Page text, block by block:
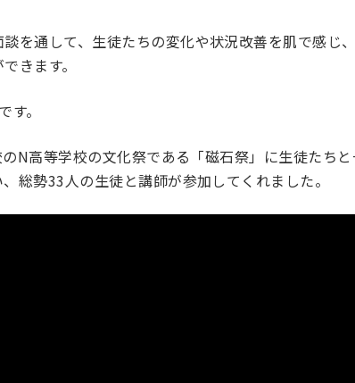
を通して、生徒たちの変化や状況改善を肌で感じ
きます。
。
N高等学校の文化祭である「磁石祭」に生徒たち
、総勢33人の生徒と講師が参加してくれました。